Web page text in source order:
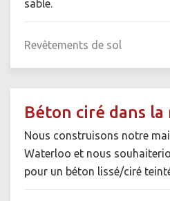
sable.
Revêtements de sol
Béton ciré dans la
Nous construisons notre
Waterloo et nous
pour un béton lissé/ciré